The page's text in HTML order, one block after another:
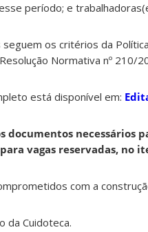
período; e
os critérios da
Normativa nº 210/
está disponível em:
documentos necessários
vagas reservadas, no
com a
da Cuidoteca.